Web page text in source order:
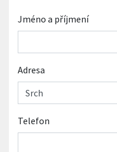
Jméno a příjmení
Adresa
Telefon